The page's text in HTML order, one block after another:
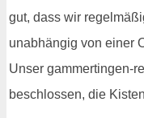
gut, dass wir
unabhängig von einer
Unser gammertingen-
beschlossen, die